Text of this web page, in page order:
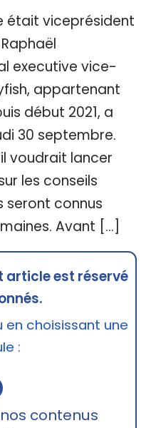
était viceprésident
executive vice-
appartenant
début 2021, a
30 septembre.
voudrait lancer
les conseils
seront connus
Avant […]
article est réservé
choisissant une
:
contenus